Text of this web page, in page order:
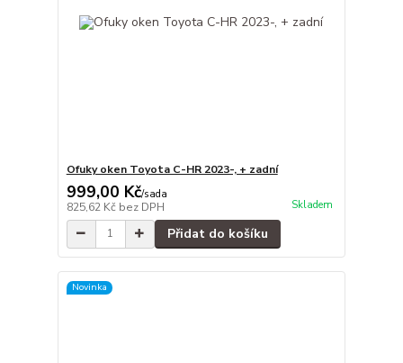
Ofuky oken Toyota C-HR 2023-, + zadní
999,00 Kč/sada
825,62 Kč bez DPH Skladem
Přidat do košíku
Novinka